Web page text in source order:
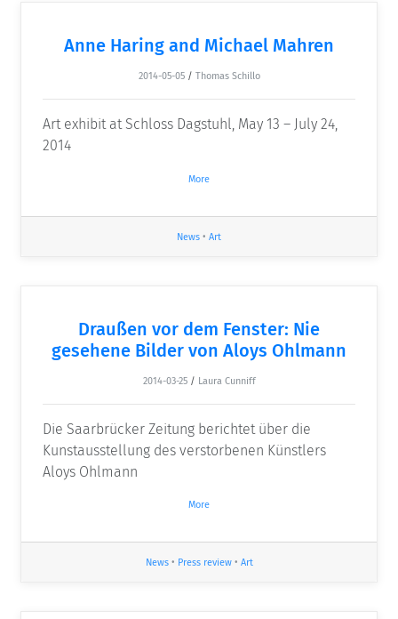
Anne Haring and Michael Mahren
2014-05-05 / Thomas Schillo
Art exhibit at Schloss Dagstuhl, May 13 – July 24,
2014
More
News • Art
Draußen vor dem Fenster: Nie
gesehene Bilder von Aloys Ohlmann
2014-03-25 / Laura Cunniff
Die Saarbrücker Zeitung berichtet über die
Kunstausstellung des verstorbenen Künstlers
Aloys Ohlmann
More
News• Press review• Art